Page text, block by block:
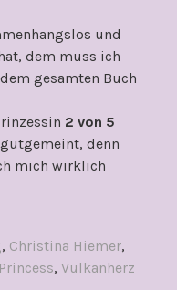
und
dem muss ich
gesamten Buch
2 von 5
denn
mich wirklich
, Christina Hiemer,
, Vulkanherz